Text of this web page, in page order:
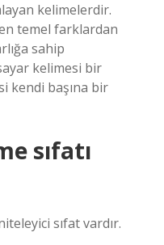
kelimelerdir.
temel farklardan
sahip
kelimesi bir
kendi başına bir
sıfatı
sıfat vardır.